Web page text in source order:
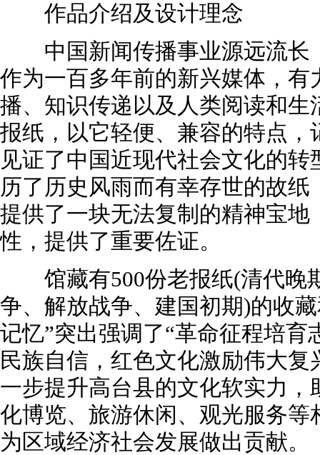
作品介绍及设计理念
中国新闻传播事业源远流长
作为一百多年前的新兴媒体，有
播、知识传递以及人类阅读和
报纸，以它轻便、兼容的特点
见证了中国近现代社会文化的
历了历史风雨而有幸存世的故
提供了一块无法复制的精神宝
性，提供了重要佐证。
馆藏有500份老报纸(清代晚
争、解放战争、建国初期)的收
记忆”突出强调了“革命征程培
民族自信，红色文化激励伟大复
一步提升高台县的文化软实力
化博览、旅游休闲、观光服务
为区域经济社会发展做出贡献。